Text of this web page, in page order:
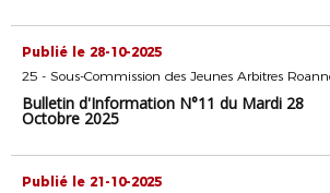
Publié le 28-10-2025
25 - Sous-Commission des Jeunes Arbitres
Bulletin d'Information N°11 du Mardi 28
Octobre 2025
Publié le 21-10-2025